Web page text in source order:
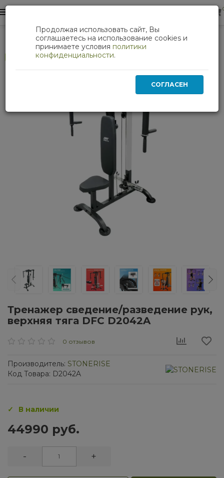
Силовые тренажеры Мультистанции и кроссоверы
Тренажер сведение/разведение рук,
верхняя тяга DFC D2042A
0 отзывов
Производитель: STONERISE
Код Товара: D2042A
В наличии
44990 руб.
- +
Продолжая использовать сайт, Вы
соглашаетесь на использование cookies и
принимаете условия политики
конфиденциальности.
СОГЛАСЕН